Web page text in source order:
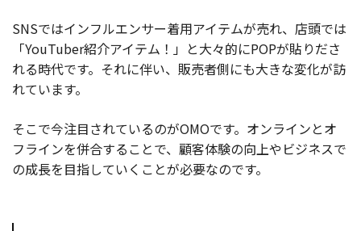
SNSではインフルエンサー着用アイテムが売れ、店頭では
「YouTuber紹介アイテム！」と大々的にPOPが貼りださ
れる時代です。それに伴い、販売者側にも大きな変化が訪
れています。
そこで今注目されているのがOMOです。オンラインとオ
フラインを併合することで、顧客体験の向上やビジネスで
の成長を目指していくことが必要なのです。